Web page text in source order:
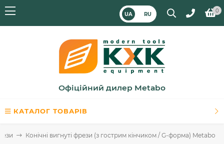
UA RU
0
Офіційний дилер Metabo
КАТАЛОГ ТОВАРІВ
Конічні вигнуті фрези (з гострим кінчиком / G-форма) Metabo